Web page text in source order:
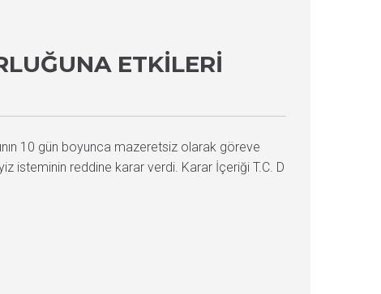
ETKILERI
10 gün boyunca mazeretsiz olarak göreve
isteminin reddine karar verdi. Karar İçeriği T.C. D